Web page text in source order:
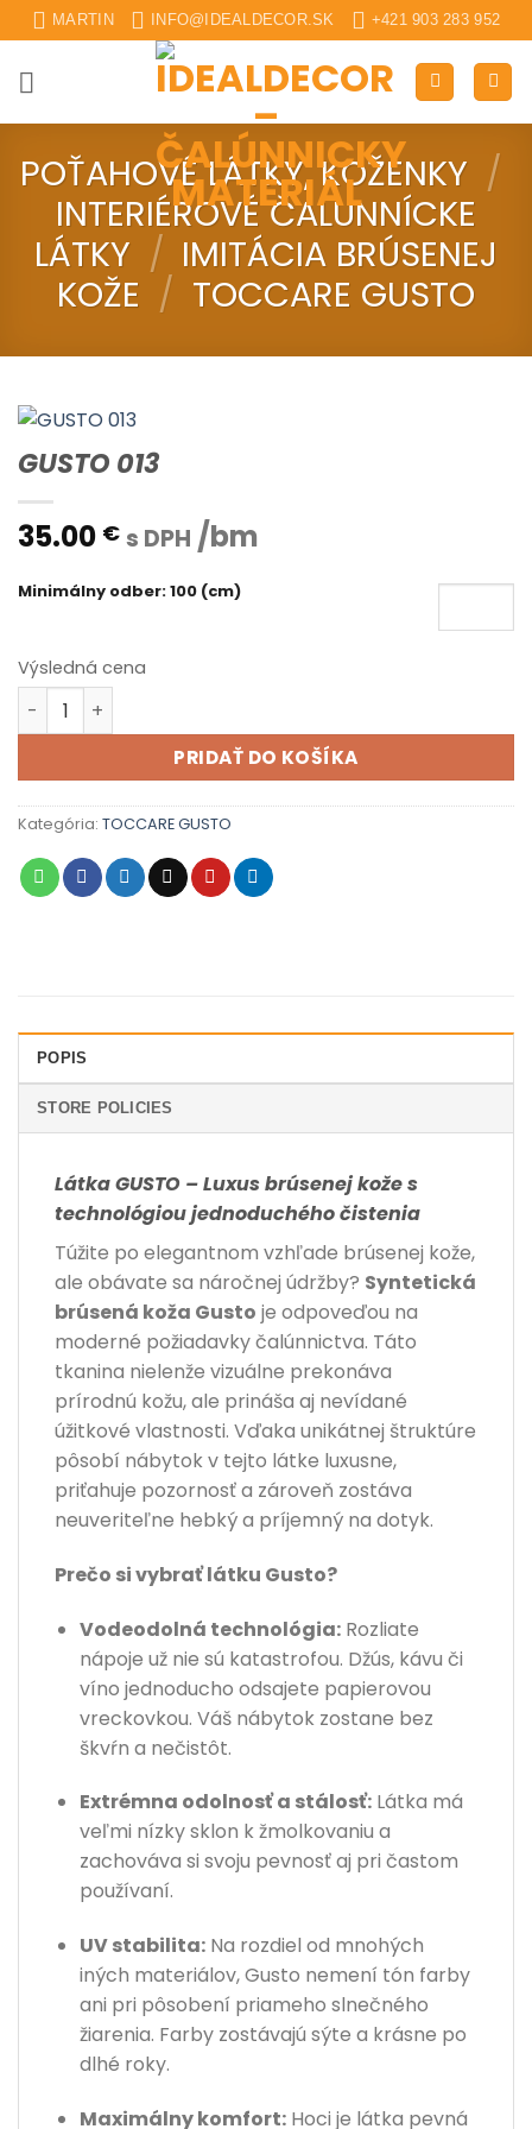
Skip
to
content
MARTIN INFO@IDEALDECOR.SK +421 903 283 952
POŤAHOVÉ LÁTKY, KOŽENKY /
INTERIÉROVÉ ČALUNNÍCKE
LÁTKY / IMITÁCIA BRÚSENEJ
KOŽE / TOCCARE GUSTO
GUSTO 013
35.00 € s DPH /bm
Minimálny odber: 100 (cm)
Výsledná cena
množstvo GUSTO 013
PRIDAŤ DO KOŠÍKA
Kategória: TOCCARE GUSTO
POPIS
STORE POLICIES
Látka GUSTO – Luxus brúsenej kože s
technológiou jednoduchého čistenia
Túžite po elegantnom vzhľade brúsenej kože,
ale obávate sa náročnej údržby? Syntetická
brúsená koža Gusto je odpoveďou na
moderné požiadavky čalúnnictva. Táto
tkanina nielenže vizuálne prekonáva
prírodnú kožu, ale prináša aj nevídané
úžitkové vlastnosti. Vďaka unikátnej štruktúre
pôsobí nábytok v tejto látke luxusne,
priťahuje pozornosť a zároveň zostáva
neuveriteľne hebký a príjemný na dotyk.
Prečo si vybrať látku Gusto?
Vodeodolná technológia:Rozliate
nápoje už nie sú katastrofou. Džús, kávu či
víno jednoducho odsajete papierovou
vreckovkou. Váš nábytok zostane bez
škvŕn a nečistôt.
Extrémna odolnosť a stálosť:Látka má
veľmi nízky sklon k žmolkovaniu a
zachováva si svoju pevnosť aj pri častom
používaní.
UV stabilita:Na rozdiel od mnohých
iných materiálov, Gusto nemení tón farby
ani pri pôsobení priameho slnečného
žiarenia. Farby zostávajú sýte a krásne po
dlhé roky.
Maximálny komfort:Hoci je látka pevná